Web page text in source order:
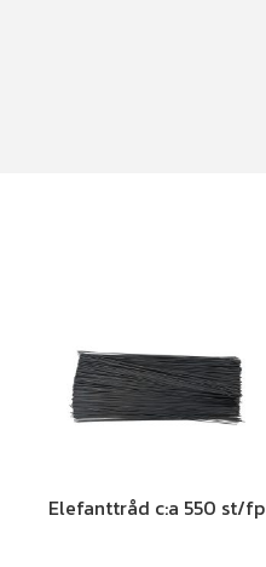
Elefanttråd c:a 550 st/fp